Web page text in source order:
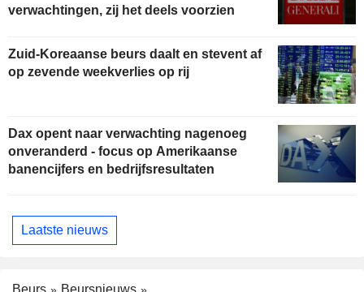
verwachtingen, zij het deels voorzien
Zuid-Koreaanse beurs daalt en stevent af
op zevende weekverlies op rij
Dax opent naar verwachting nagenoeg
onveranderd - focus op Amerikaanse
banencijfers en bedrijfsresultaten
Laatste nieuws
Beurs
Beursnieuws